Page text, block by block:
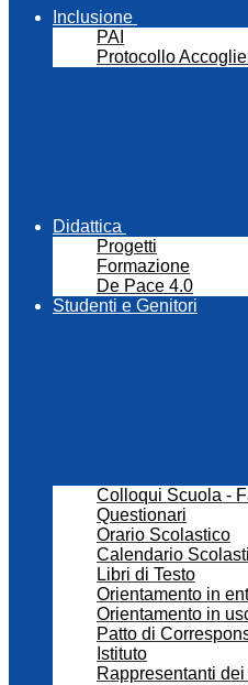
Inclusione
PAI
Protocollo
Didattica
Progetti
Formazione
De Pace 4.0
Studenti e Genitori
Colloqui Scuola -
Questionari
Orario Scolastico
Calendario
Libri di Testo
Orientamento in
Orientamento in
Patto di
Istituto
Rappresentanti